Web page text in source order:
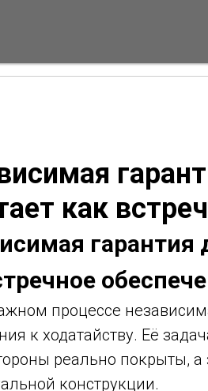
как
гарантия
процессе
к ходатайству. Её
реально покрыты, а
конструкции.